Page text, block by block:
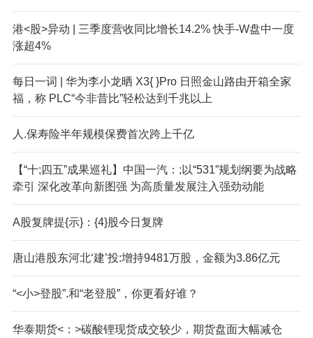
港<股>异动 | 三季度营收同比增长14.2% 快手-W盘中一度
涨超4%
每日一词 | 华为李小龙晒 X3{ }Pro 日照金山路由开箱全家
福，称 PLC“今非昔比”轻松达到千兆以上
人.保寿险半年规模保费首次跨上千亿
【“十;四五”成果巡礼】中国一汽：;以“531”规划纲要为战略
牵引 深化改革向新图强 为高质量发展注入强劲动能
A股复牌提{示}：{4}股今日复牌
唐山港股东河北‘建’投:增持9481万股，金额为3.86亿元
“<小>登股”.和“老登股”，你更看好谁？
华泰期货<：>碳酸锂现货成交较少，期货盘面大幅减仓